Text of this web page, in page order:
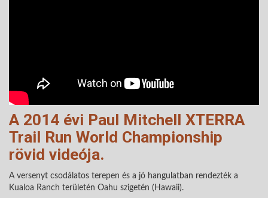
A 2014 évi Paul Mitchell XTERRA
Trail Run World Championship
rövid videója.
A versenyt csodálatos terepen és a jó hangulatban rendezték a
Kualoa Ranch területén Oahu szigetén (Hawaii).